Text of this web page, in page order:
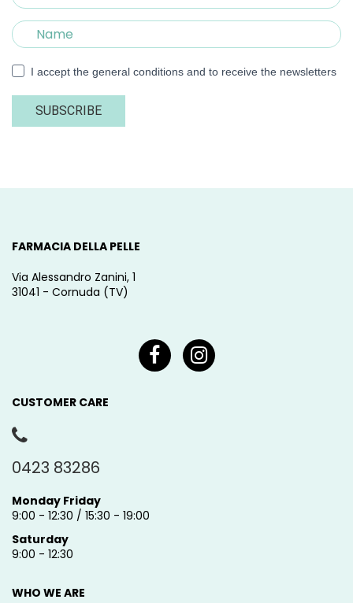
I accept the general conditions and to receive the newsletters
SUBSCRIBE
FARMACIA DELLA PELLE
Via Alessandro Zanini, 1
31041 - Cornuda (TV)
CUSTOMER CARE
0423 83286
Monday Friday
9:00 - 12:30 / 15:30 - 19:00
Saturday
9:00 - 12:30
WHO WE ARE